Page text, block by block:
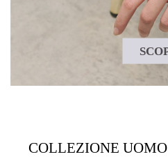
COLLEZIONE